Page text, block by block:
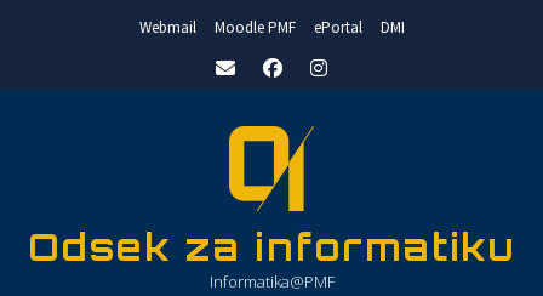
Webmail Moodle PMF ePortal DMI
Odsek za informatiku
Informatika@PMF